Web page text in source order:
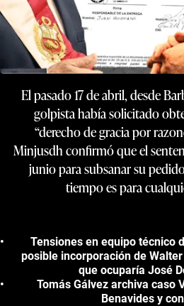
El pasado 17 de abril, desde
golpista había solicitado
“derecho de gracia por
Minjusdh confirmó que el
junio para subsanar su
tiempo es para
Tensiones en equipo técnico
posible incorporación de
que ocuparía José
Tomás Gálvez archiva caso
Benavides y